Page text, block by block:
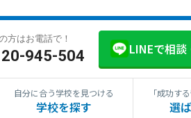
方はお電話で！
945-504 LINEで相
自分に合う学校を見つける
学校を探す
「成功す
選